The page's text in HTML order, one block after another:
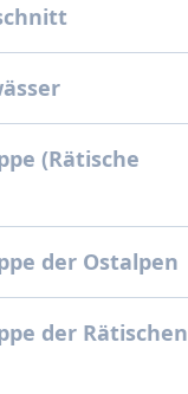
(Rätische
der Ostalpen
der Rätischen